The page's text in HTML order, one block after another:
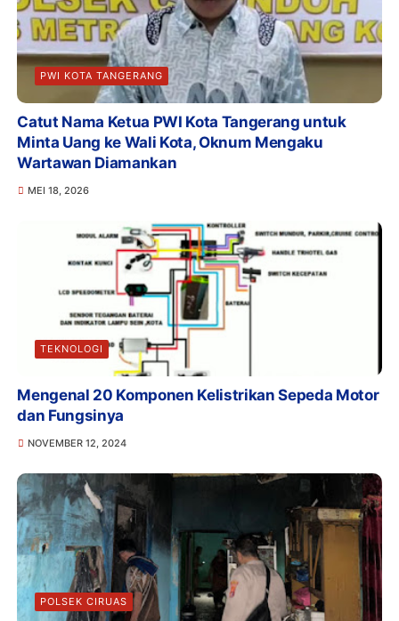
PWI KOTA TANGERANG
Catut Nama Ketua PWI Kota Tangerang untuk
Minta Uang ke Wali Kota, Oknum Mengaku
Wartawan Diamankan
MEI 18, 2026
TEKNOLOGI
Mengenal 20 Komponen Kelistrikan Sepeda Motor
dan Fungsinya
NOVEMBER 12, 2024
POLSEK CIRUAS